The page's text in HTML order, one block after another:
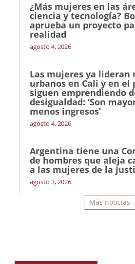
¿Más mujeres en las
ciencia y tecnología?
aprueba un proyecto
realidad
agosto 4, 2026
Las mujeres ya lideran
urbanos en Cali y en el
siguen emprendiendo
desigualdad: ‘Son
menos ingresos’
agosto 4, 2026
Argentina tiene una
de hombres que aleja
a las mujeres de la
agosto 3, 2026
Más noticias